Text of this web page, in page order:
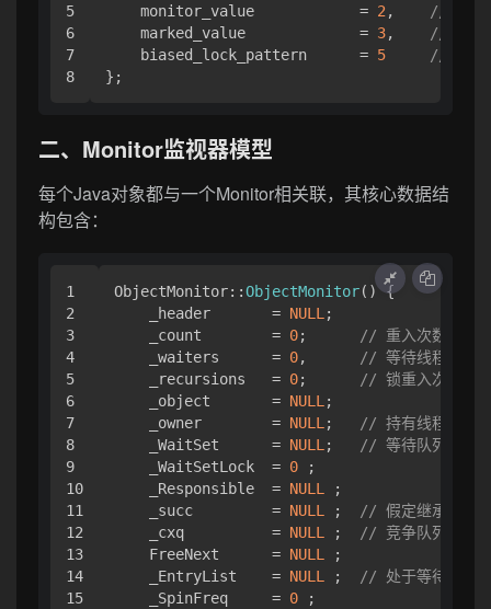
5
6
7
    monitor_value            =
2,
// 重量
    marked_value             =
3,
// GC标
    biased_lock_pattern      =
5
// 偏向
二、Monitor监视器模型
每个Java对象都与一个Monitor相关联，其核心数据结
构包含：
1
2
3
4
5
6
7
8
9
10
11
12
13
14
15
ObjectMonitor::ObjectMonitor() {
    _header       =
NULL ;
    _count        =
0;
// 重入次数
    _waiters      =
0,
// 等待线程数
    _recursions   =
0;
// 锁重入次数
    _object       =
NULL ;
    _owner        =
NULL ;
// 持有线程
    _WaitSet      =
NULL ;
// 等待队列（调
    _WaitSetLock  =
0 ;
    _Responsible  =
NULL
;
    _succ         =
NULL ;
// 假定继承人
    _cxq          =
NULL ;
// 竞争队列
    FreeNext      =
NULL
;
    _EntryList    =
NULL ;
// 处于等待锁的
    _SpinFreq     =
0 ;